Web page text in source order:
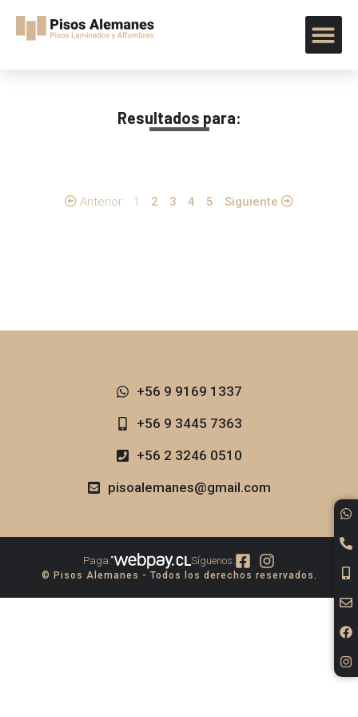
Resultados para:
Anterior 1 2 3 4 5 Siguiente
+56 9 9169 1337​
+56 9 3445 7363
+56 2 3246 0510
pisoalemanes@gmail.com
Paga: Síguenos:
© Pisos Alemanes - Todos los derechos reservados.